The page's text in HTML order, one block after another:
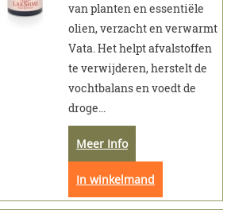
van planten en essentiële
olien, verzacht en verwarmt
Vata. Het helpt afvalstoffen
te verwijderen, herstelt de
vochtbalans en voedt de
droge...
Meer Info
In winkelmand